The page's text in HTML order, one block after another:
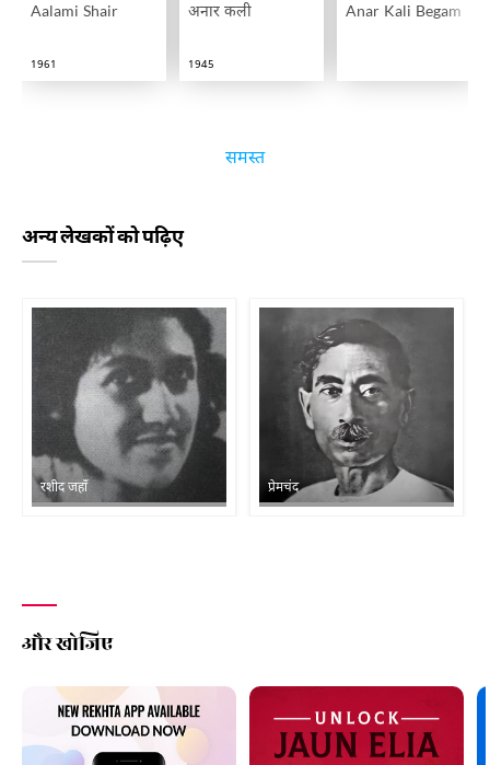
Aalami Shair
1961
अनार कली
1945
Anar Kali Begam
समस्त
अन्य लेखकों को पढ़िए
रशीद जहाँ प्रेमचंद
और खोजिए